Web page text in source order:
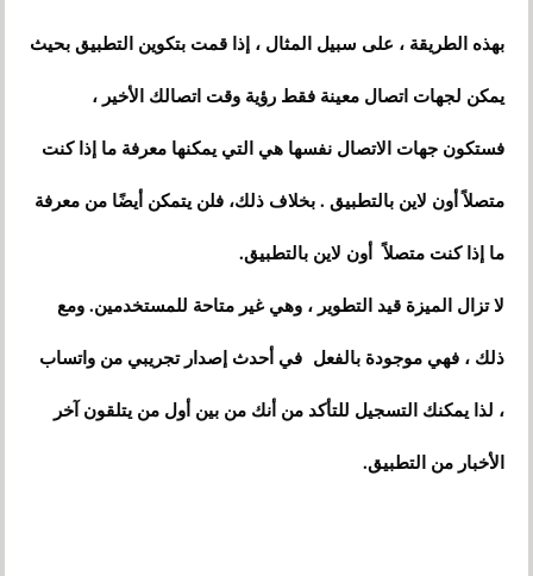
بهذه الطريقة ، على سبيل المثال ، إذا قمت بتكوين التطبيق بحيث
يمكن لجهات اتصال معينة فقط رؤية وقت اتصالك الأخير ،
فستكون جهات الاتصال نفسها هي التي يمكنها معرفة ما إذا كنت
متصلاً أون لاين بالتطبيق . بخلاف ذلك، فلن يتمكن أيضًا من معرفة
ما إذا كنت متصلاً أون لاين بالتطبيق.
لا تزال الميزة قيد التطوير ، وهي غير متاحة للمستخدمين. ومع
ذلك ، فهي موجودة بالفعل في أحدث إصدار تجريبي من واتساب
، لذا يمكنك التسجيل للتأكد من أنك من بين أول من يتلقون آخر
الأخبار من التطبيق.